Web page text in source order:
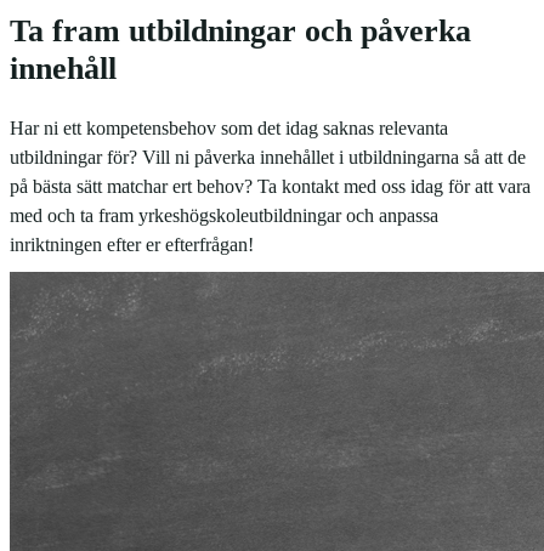
Ta fram utbildningar och påverka
innehåll
Har ni ett kompetensbehov som det idag saknas relevanta
utbildningar för? Vill ni påverka innehållet i utbildningarna så att de
på bästa sätt matchar ert behov? Ta kontakt med oss idag för att vara
med och ta fram yrkeshögskoleutbildningar och anpassa
inriktningen efter er efterfrågan!